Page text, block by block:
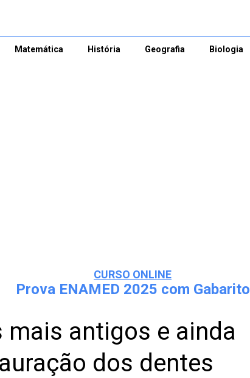
Matemática História Geografia Biologia
CURSO ONLINE
Prova ENAMED 2025 com Gabarito
antigos e ainda
dos dentes